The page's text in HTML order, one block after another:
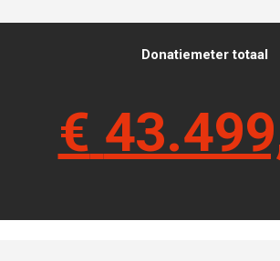
Donatiemeter totaal
€